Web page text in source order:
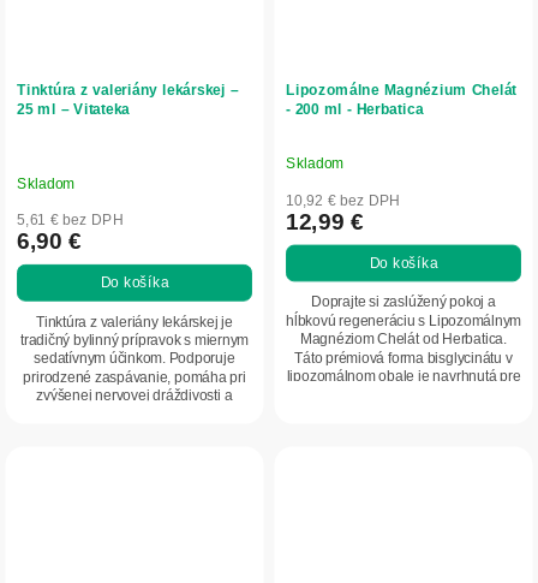
Tinktúra z valeriány lekárskej –
25 ml – Vitateka
Skladom
5,61 € bez DPH
6,90 €
Do košíka
Tinktúra z valeriány lekárskej je
tradičný bylinný prípravok s miernym
sedatívnym účinkom. Podporuje
prirodzené zaspávanie, pomáha pri
zvýšenej nervovej dráždivosti a
Lipozomálne Magnézium Chelát
- 200 ml - Herbatica
Priemerné
hodnotenie
produktu
je
5,0
5
hviezdičiek.
Skladom
10,92 € bez DPH
12,99 €
Do košíka
Doprajte si zaslúžený pokoj a
hĺbkovú regeneráciu s Lipozomálnym
Magnéziom Chelát od Herbatica.
Táto prémiová forma bisglycinátu v
lipozomálnom obale je navrhnutá pre